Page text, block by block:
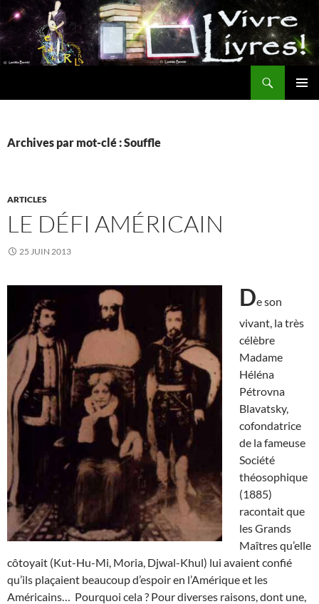
Aller
au
contenu
Archives par mot-clé : Souffle
ARTICLES
LE DÉFI AMÉRICAIN
25 JUIN 2013
De son
vivant, la très
célèbre
Madame
Héléna
Pétrovna
Blavatsky,
cofondatrice
de la fameuse
Société
théosophique
(1885)
racontait que
les Grands
Maîtres qu’elle
côtoyait (Kut-Hu-Mi, Moria, Djwal-Khul) lui avaient confié
qu’ils plaçaient beaucoup d’espoir en l’Amérique et les
Américains… Pourquoi cela ? Pour diverses raisons, dont une,